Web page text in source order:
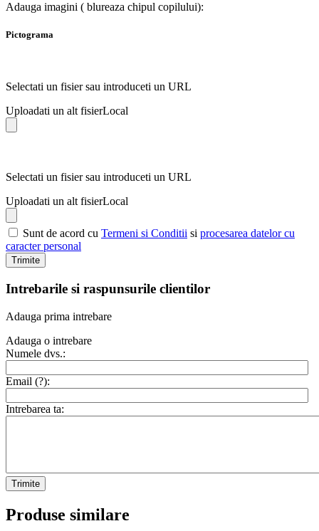
Adauga imagini ( blureaza chipul copilului):
Pictograma
Selectati un fisier sau introduceti un URL
Uploadati un alt fisierLocal
Selectati un fisier sau introduceti un URL
Uploadati un alt fisierLocal
Sunt de acord cu Termeni si Conditii si procesarea datelor cu
caracter personal
Trimite
Intrebarile si raspunsurile clientilor
Adauga prima intrebare
Adauga o intrebare
Numele dvs.:
Email (?):
Intrebarea ta:
Trimite
Produse similare